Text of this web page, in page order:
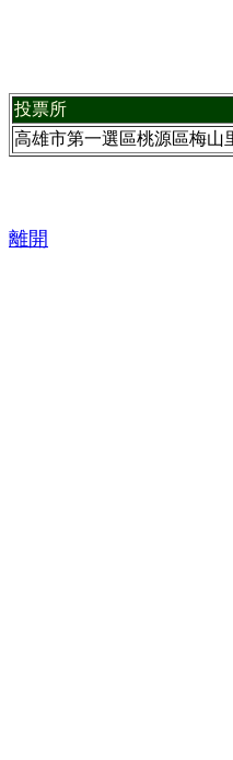
投票所
高雄市第一選區桃源區梅山
離開